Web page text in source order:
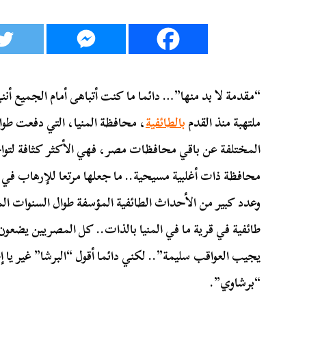
“مقدمة لا بد منها”… دائما ما كنت أتباهى أمام الجميع
ملتهبة منذ القدمبالطائفية، محافظة المنيا، التي دفعت
المختلفة عن باقي محافظات مصر، فهي الأكثر كثافة
محافظة ذات أغلبية مسيحية.. ما جعلها مرتعا للإرهاب
وعدد كبير من الأحداث الطائفية المؤسفة طوال
طائفية في قرية ما في المنيا بالذات.. كل المصريين
يجيب العواقب سليمة”.. لكني دائما أقول “البرشا” غير
“برشاوي”.